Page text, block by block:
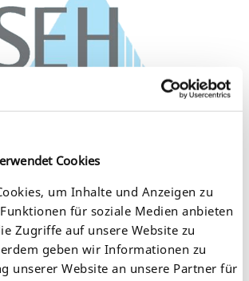
Cookies
um Inhalte und Anzeigen zu
für soziale Medien anbieten
Zugriffe auf unsere Website zu
geben wir Informationen zu
unserer Website an unsere Partner für
bzw. HKS47, 30% Raster
Logo